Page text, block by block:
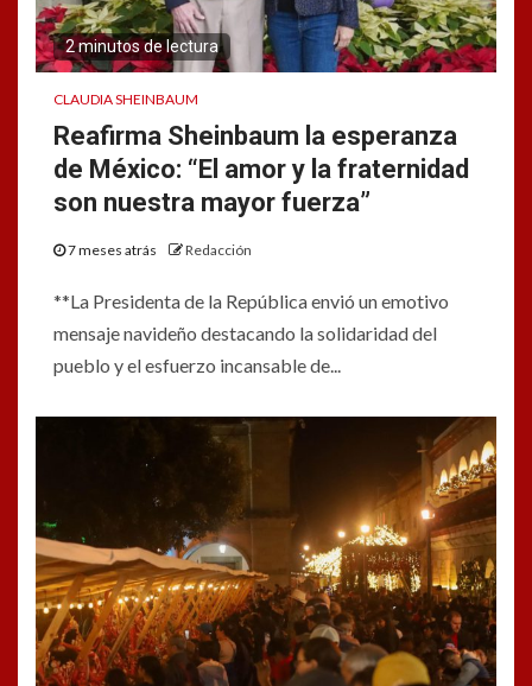
2 minutos de lectura
CLAUDIA SHEINBAUM
Reafirma Sheinbaum la esperanza
de México: “El amor y la fraternidad
son nuestra mayor fuerza”
7 meses atrás Redacción
**La Presidenta de la República envió un emotivo
mensaje navideño destacando la solidaridad del
pueblo y el esfuerzo incansable de...